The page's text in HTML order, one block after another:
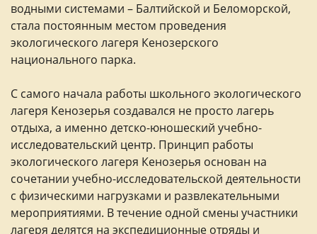
водными системами – Балтийской и Беломорской,
стала постоянным местом проведения
экологического лагеря Кенозерского
национального парка.
С самого начала работы школьного экологического
лагеря Кенозерья создавался не просто лагерь
отдыха, а именно детско-юношеский учебно-
исследовательский центр. Принцип работы
экологического лагеря Кенозерья основан на
сочетании учебно-исследовательской деятельности
с физическими нагрузками и развлекательными
мероприятиями. В течение одной смены участники
лагеря делятся на экспедиционные отряды и